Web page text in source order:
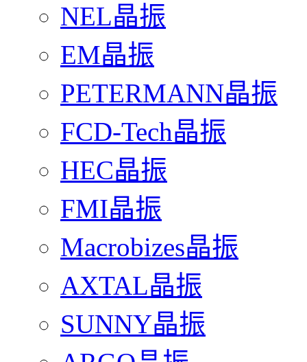
NEL晶振
EM晶振
PETERMANN晶振
FCD-Tech晶振
HEC晶振
FMI晶振
Macrobizes晶振
AXTAL晶振
SUNNY晶振